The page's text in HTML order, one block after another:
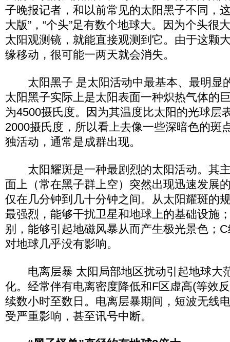
子晚报记者，和以前常见的太阳黑子不同，
大版”，“个头”足有数个地球大。因为个头很
太阳观测镜，就能直接观测到它。由于这颗
缘移动，很可能一两天就会消失。
太阳黑子 是太阳活动中最基本、最明显
太阳黑子实际上是太阳表面一种炽热气体的
为4500摄氏度。因为其温度比太阳的光球层
2000摄氏度，所以看上去像一些深暗色的斑
独活动，通常是成群出现。
太阳耀斑是一种最剧烈的太阳活动。其
面上（常在黑子群上空）突然出现迅速发展
仅在几分钟到几十分钟之间。从太阳耀斑的
最强烈，能够干扰卫星和地球上的基础设施
别，能够引起地磁风暴从而产生极光景色；
对地球几乎没有影响。
电离层暴 太阳局部地区扰动引起地球大
化。经常伴有电离密度降低和F区虚高(等效
续数小时至数日。电离层暴期间，短波无线
受严重影响，甚至讯号中断。